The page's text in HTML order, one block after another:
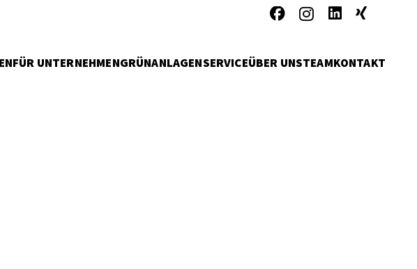
FÜR UNTERNEHMENGRÜNANLAGENSERVICEÜBER UNSTEAMKONTAKT